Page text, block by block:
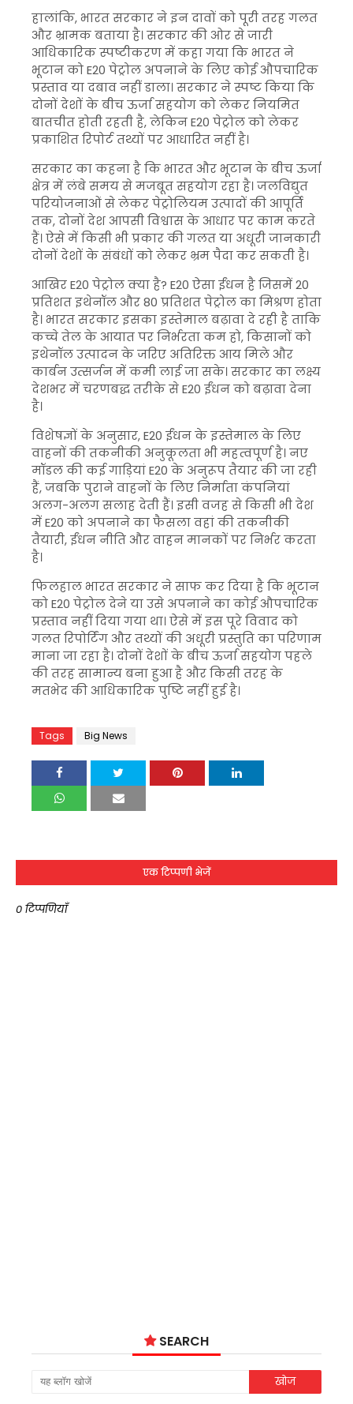
हालांकि, भारत सरकार ने इन दावों को पूरी तरह गलत
और भ्रामक बताया है। सरकार की ओर से जारी
आधिकारिक स्पष्टीकरण में कहा गया कि भारत ने
भूटान को E20 पेट्रोल अपनाने के लिए कोई औपचारिक
प्रस्ताव या दबाव नहीं डाला। सरकार ने स्पष्ट किया कि
दोनों देशों के बीच ऊर्जा सहयोग को लेकर नियमित
बातचीत होती रहती है, लेकिन E20 पेट्रोल को लेकर
प्रकाशित रिपोर्ट तथ्यों पर आधारित नहीं है।
सरकार का कहना है कि भारत और भूटान के बीच ऊर्जा
क्षेत्र में लंबे समय से मजबूत सहयोग रहा है। जलविद्युत
परियोजनाओं से लेकर पेट्रोलियम उत्पादों की आपूर्ति
तक, दोनों देश आपसी विश्वास के आधार पर काम करते
हैं। ऐसे में किसी भी प्रकार की गलत या अधूरी जानकारी
दोनों देशों के संबंधों को लेकर भ्रम पैदा कर सकती है।
आखिर E20 पेट्रोल क्या है? E20 ऐसा ईंधन है जिसमें 20
प्रतिशत इथेनॉल और 80 प्रतिशत पेट्रोल का मिश्रण होता
है। भारत सरकार इसका इस्तेमाल बढ़ावा दे रही है ताकि
कच्चे तेल के आयात पर निर्भरता कम हो, किसानों को
इथेनॉल उत्पादन के जरिए अतिरिक्त आय मिले और
कार्बन उत्सर्जन में कमी लाई जा सके। सरकार का लक्ष्य
देशभर में चरणबद्ध तरीके से E20 ईंधन को बढ़ावा देना
है।
विशेषज्ञों के अनुसार, E20 ईंधन के इस्तेमाल के लिए
वाहनों की तकनीकी अनुकूलता भी महत्वपूर्ण है। नए
मॉडल की कई गाड़ियां E20 के अनुरूप तैयार की जा रही
हैं, जबकि पुराने वाहनों के लिए निर्माता कंपनियां
अलग-अलग सलाह देती हैं। इसी वजह से किसी भी देश
में E20 को अपनाने का फैसला वहां की तकनीकी
तैयारी, ईंधन नीति और वाहन मानकों पर निर्भर करता
है।
फिलहाल भारत सरकार ने साफ कर दिया है कि भूटान
को E20 पेट्रोल देने या उसे अपनाने का कोई औपचारिक
प्रस्ताव नहीं दिया गया था। ऐसे में इस पूरे विवाद को
गलत रिपोर्टिंग और तथ्यों की अधूरी प्रस्तुति का परिणाम
माना जा रहा है। दोनों देशों के बीच ऊर्जा सहयोग पहले
की तरह सामान्य बना हुआ है और किसी तरह के
मतभेद की आधिकारिक पुष्टि नहीं हुई है।
Tags Big News
एक टिप्पणी भेजें
0 टिप्पणियाँ
SEARCH